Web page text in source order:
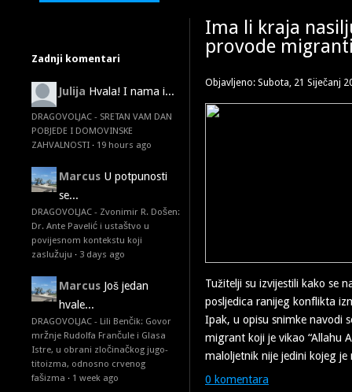
Zadnji komentari
Julija Hvala! I nama i...
DRAGOVOLJAC - SRETAN VAM DAN
POBJEDE I DOMOVINSKE
ZAHVALNOSTI · 19 hours ago
Marcus U potpunosti
se...
DRAGOVOLJAC - Zvonimir R. Došen:
Dr. Ante Pavelić i ustaštvo u
povijesnom kontekstu koji
zaslužuju · 3 days ago
Marcus Još jedan
hvale...
DRAGOVOLJAC - Lili Benčik: Govor
mržnje Rudolfa Frančule i Glasa
Istre, u obrani zločinačkog jugo-
titoizma, odnosno crvenog
fašizma · 1 week ago
Ima li kraja
provode
Objavljeno: Subota, 21 Siječanj
Tužitelji su izvijestili kako se
posljedica ranijeg konflikta
Ipak, u opisu snimke navodi
migrant koji je vikao “Allahu
maloljetnik nije jedini kojeg je
0 komentara